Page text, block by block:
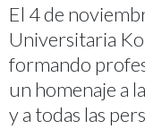
El 4 de
Universitaria
formando
un homenaje a
y a todas las